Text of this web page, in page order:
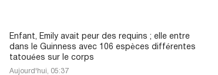
Enfant, Emily avait peur des requins ; elle entre
dans le Guinness avec 106 espèces différentes
tatouées sur le corps
Aujourd'hui, 05:37